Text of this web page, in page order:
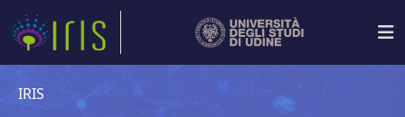
IRIS